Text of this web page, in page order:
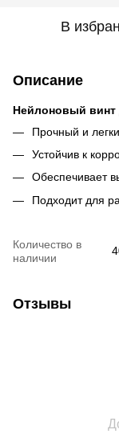
В
Описание
Нейлоновый винт
Прочный и
Устойчив к
Обеспечивает
Подходит для
Количество в
наличии
Отзывы